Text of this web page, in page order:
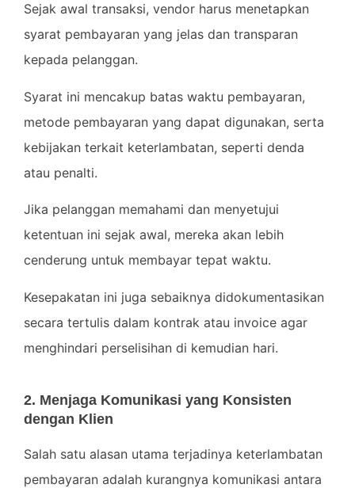
Sejak awal transaksi, vendor harus menetapkan
syarat pembayaran yang jelas dan transparan
kepada pelanggan.
Syarat ini mencakup batas waktu pembayaran,
metode pembayaran yang dapat digunakan, serta
kebijakan terkait keterlambatan, seperti denda
atau penalti.
Jika pelanggan memahami dan menyetujui
ketentuan ini sejak awal, mereka akan lebih
cenderung untuk membayar tepat waktu.
Kesepakatan ini juga sebaiknya didokumentasikan
secara tertulis dalam kontrak atau invoice agar
menghindari perselisihan di kemudian hari.
2. Menjaga Komunikasi yang Konsisten
dengan Klien
Salah satu alasan utama terjadinya keterlambatan
pembayaran adalah kurangnya komunikasi antara